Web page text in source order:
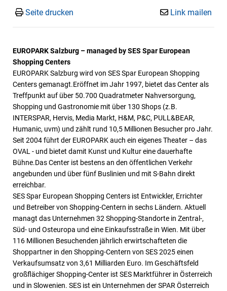
Seite drucken Link mailen
EUROPARK Salzburg – managed by SES Spar European
Shopping Centers
EUROPARK Salzburg wird von SES Spar European Shopping
Centers gemanagt.Eröffnet im Jahr 1997, bietet das Center als
Treffpunkt auf über 50.700 Quadratmeter Nahversorgung,
Shopping und Gastronomie mit über 130 Shops (z.B.
INTERSPAR, Hervis, Media Markt, H&M, P&C, PULL&BEAR,
Humanic, uvm) und zählt rund 10,5 Millionen Besucher pro Jahr.
Seit 2004 führt der EUROPARK auch ein eigenes Theater – das
OVAL - und bietet damit Kunst und Kultur eine dauerhafte
Bühne.Das Center ist bestens an den öffentlichen Verkehr
angebunden und über fünf Buslinien und mit S-Bahn direkt
erreichbar.
SES Spar European Shopping Centers ist Entwickler, Errichter
und Betreiber von Shopping-Centern in sechs Ländern. Aktuell
managt das Unternehmen 32 Shopping-Standorte in Zentral-,
Süd- und Osteuropa und eine Einkaufsstraße in Wien. Mit über
116 Millionen Besuchenden jährlich erwirtschafteten die
Shoppartner in den Shopping-Centern von SES 2025 einen
Verkaufsumsatz von 3,61 Milliarden Euro. Im Geschäftsfeld
großflächiger Shopping-Center ist SES Marktführer in Österreich
und in Slowenien. SES ist ein Unternehmen der SPAR Österreich